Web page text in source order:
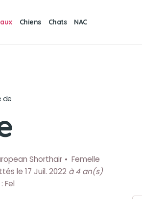
Chiens Chats NAC
de
Shorthair
Femelle
le 17 Juil. 2022 à 4 an(s)
Fel